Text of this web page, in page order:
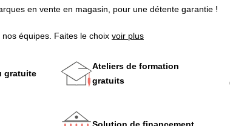
en vente en magasin, pour une détente garantie !
équipes. Faites le choix voir plus
gratuite
Ateliers de formation
gratuits
Solution de financement